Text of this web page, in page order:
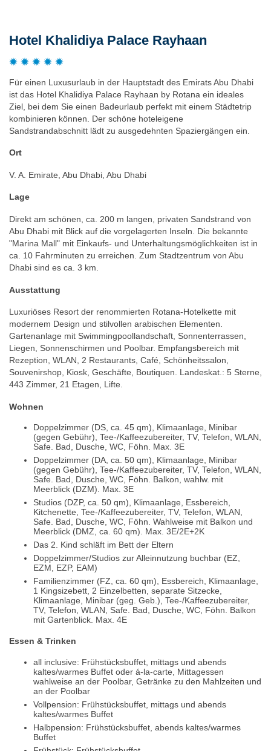
Hotel Khalidiya Palace Rayhaan
Für einen Luxusurlaub in der Hauptstadt des Emirats Abu Dhabi
ist das Hotel Khalidiya Palace Rayhaan by Rotana ein ideales
Ziel, bei dem Sie einen Badeurlaub perfekt mit einem Städtetrip
kombinieren können. Der schöne hoteleigene
Sandstrandabschnitt lädt zu ausgedehnten Spaziergängen ein.
Ort
V. A. Emirate, Abu Dhabi, Abu Dhabi
Lage
Direkt am schönen, ca. 200 m langen, privaten Sandstrand von
Abu Dhabi mit Blick auf die vorgelagerten Inseln. Die bekannte
"Marina Mall" mit Einkaufs- und Unterhaltungsmöglichkeiten ist in
ca. 10 Fahrminuten zu erreichen. Zum Stadtzentrum von Abu
Dhabi sind es ca. 3 km.
Ausstattung
Luxuriöses Resort der renommierten Rotana-Hotelkette mit
modernem Design und stilvollen arabischen Elementen.
Gartenanlage mit Swimmingpoollandschaft, Sonnenterrassen,
Liegen, Sonnenschirmen und Poolbar. Empfangsbereich mit
Rezeption, WLAN, 2 Restaurants, Café, Schönheitssalon,
Souvenirshop, Kiosk, Geschäfte, Boutiquen. Landeskat.: 5 Sterne,
443 Zimmer, 21 Etagen, Lifte.
Wohnen
Doppelzimmer (DS, ca. 45 qm), Klimaanlage, Minibar
(gegen Gebühr), Tee-/Kaffeezubereiter, TV, Telefon, WLAN,
Safe. Bad, Dusche, WC, Föhn. Max. 3E
Doppelzimmer (DA, ca. 50 qm), Klimaanlage, Minibar
(gegen Gebühr), Tee-/Kaffeezubereiter, TV, Telefon, WLAN,
Safe. Bad, Dusche, WC, Föhn. Balkon, wahlw. mit
Meerblick (DZM). Max. 3E
Studios (DZP, ca. 50 qm), Klimaanlage, Essbereich,
Kitchenette, Tee-/Kaffeezubereiter, TV, Telefon, WLAN,
Safe. Bad, Dusche, WC, Föhn. Wahlweise mit Balkon und
Meerblick (DMZ, ca. 60 qm). Max. 3E/2E+2K
Das 2. Kind schläft im Bett der Eltern
Doppelzimmer/Studios zur Alleinnutzung buchbar (EZ,
EZM, EZP, EAM)
Familienzimmer (FZ, ca. 60 qm), Essbereich, Klimaanlage,
1 Kingsizebett, 2 Einzelbetten, separate Sitzecke,
Klimaanlage, Minibar (geg. Geb.), Tee-/Kaffeezubereiter,
TV, Telefon, WLAN, Safe. Bad, Dusche, WC, Föhn. Balkon
mit Gartenblick. Max. 4E
Essen & Trinken
all inclusive: Frühstücksbuffet, mittags und abends
kaltes/warmes Buffet oder á-la-carte, Mittagessen
wahlweise an der Poolbar, Getränke zu den Mahlzeiten und
an der Poolbar
Vollpension: Frühstücksbuffet, mittags und abends
kaltes/warmes Buffet
Halbpension: Frühstücksbuffet, abends kaltes/warmes
Buffet